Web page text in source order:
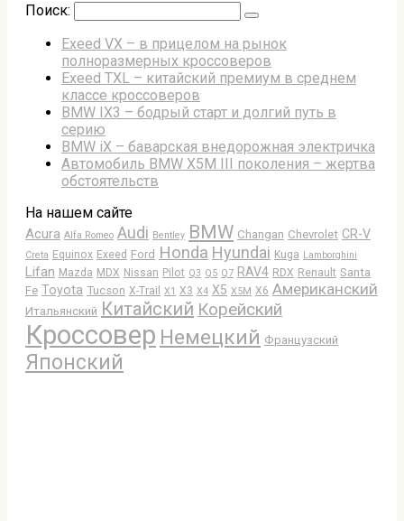
Поиск:
Exeed VX – в прицелом на рынок
полноразмерных кроссоверов
Exeed TXL – китайский премиум в среднем
классе кроссоверов
BMW IX3 – бодрый старт и долгий путь в
серию
BMW iX – баварская внедорожная электричка
Автомобиль BMW X5M III поколения – жертва
обстоятельств
На нашем сайте
Acura Alfa Romeo Audi Bentley BMW Changan Chevrolet CR-V
Creta Equinox Exeed Ford Honda Hyundai Kuga Lamborghini
Lifan Mazda MDX Nissan Pilot Q3 Q5 Q7 RAV4 RDX Renault Santa
Fe Toyota Tucson X-Trail X1 X3 X4 X5 X5M X6 Американский
Итальянский Китайский Корейский
Кроссовер Немецкий Французский
Японский